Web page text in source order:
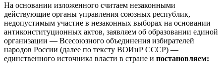
На основании изложенного считаем незаконными
действующие органы управления союзных республик,
недопустимым участие в незаконных выборах на основании
антиконституционных актов, заявляем об образовании единой
организации — Всесоюзного объединения избирателей
народов России (далее по тексту ВОИнР СССР) —
единственного источника власти в стране и постановляем: